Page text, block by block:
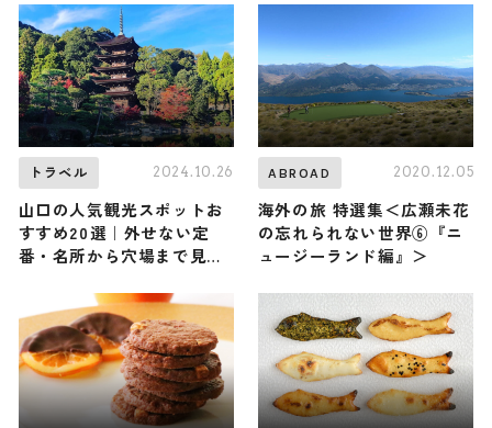
トラベル 2024.10.26
山口の人気観光スポットお
すすめ20選｜外せない定
番・名所から穴場まで見ど
ABROAD 2020.12.05
海外の旅 特選集＜広瀬未花
の忘れられない世界⑥『ニ
ュージーランド編』＞